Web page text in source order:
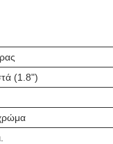
(1.8")